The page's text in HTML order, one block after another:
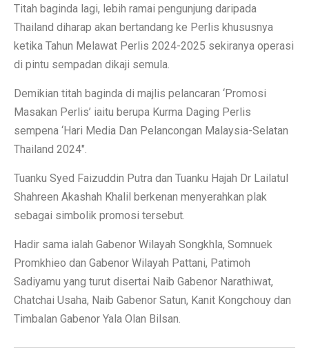
Titah baginda lagi, lebih ramai pengunjung daripada
Thailand diharap akan bertandang ke Perlis khususnya
ketika Tahun Melawat Perlis 2024-2025 sekiranya operasi
di pintu sempadan dikaji semula.
Demikian titah baginda di majlis pelancaran ‘Promosi
Masakan Perlis’ iaitu berupa Kurma Daging Perlis
sempena ‘Hari Media Dan Pelancongan Malaysia-Selatan
Thailand 2024″.
Tuanku Syed Faizuddin Putra dan Tuanku Hajah Dr Lailatul
Shahreen Akashah Khalil berkenan menyerahkan plak
sebagai simbolik promosi tersebut.
Hadir sama ialah Gabenor Wilayah Songkhla, Somnuek
Promkhieo dan Gabenor Wilayah Pattani, Patimoh
Sadiyamu yang turut disertai Naib Gabenor Narathiwat,
Chatchai Usaha, Naib Gabenor Satun, Kanit Kongchouy dan
Timbalan Gabenor Yala Olan Bilsan.